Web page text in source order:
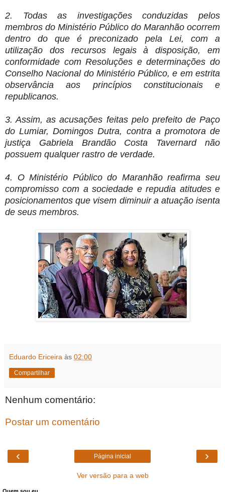
2. Todas as investigações conduzidas pelos
membros do Ministério Público do Maranhão ocorrem
dentro do que é preconizado pela Lei, com a
utilização dos recursos legais à disposição, em
conformidade com Resoluções e determinações do
Conselho Nacional do Ministério Público, e em estrita
observância aos princípios constitucionais e
republicanos.
3. Assim, as acusações feitas pelo prefeito de Paço
do Lumiar, Domingos Dutra, contra a promotora de
justiça Gabriela Brandão Costa Tavernard não
possuem qualquer rastro de verdade.
4. O Ministério Público do Maranhão reafirma seu
compromisso com a sociedade e repudia atitudes e
posicionamentos que visem diminuir a atuação isenta
de seus membros.
Eduardo Ericeira às 02:00
Compartilhar
Nenhum comentário:
Postar um comentário
‹ ›
Página inicial
Ver versão para a web